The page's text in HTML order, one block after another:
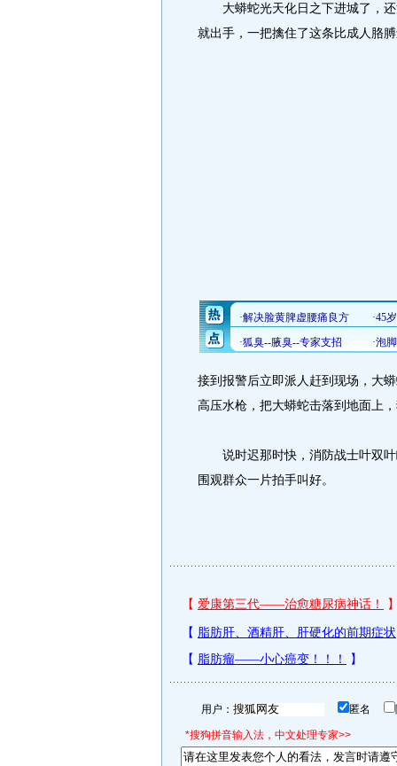
大蟒蛇光天化日之下进城了，还
就出手，一把擒住了这条比成人胳膊
接到报警后立即派人赶到现场，大
高压水枪，把大蟒蛇击落到地面上
说时迟那时快，消防战士叶双叶
围观群众一片拍手叫好。
用户： 匿名
*搜狗拼音输入法，中文处理专家>>